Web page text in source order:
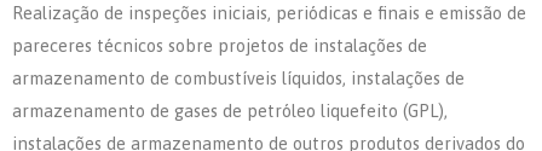
Realização de inspeções iniciais, periódicas e finais e emissão de
pareceres técnicos sobre projetos de instalações de
armazenamento de combustíveis líquidos, instalações de
armazenamento de gases de petróleo liquefeito (GPL),
instalações de armazenamento de outros produtos derivados do